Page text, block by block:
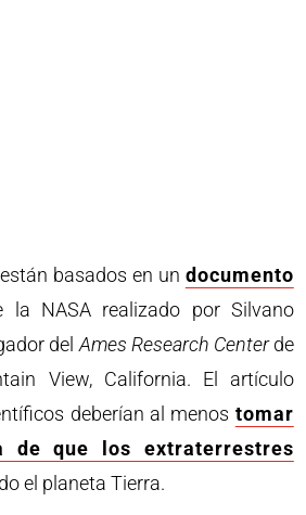
basados en un documento
NASA realizado por Silvano
del Ames Research Centerde
View, California. El artículo
deberían al menos tomar
de que los extraterrestres
el planeta Tierra.